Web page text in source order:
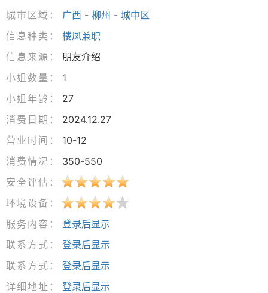
城市区域： 广西 - 柳州 - 城中区
信息种类：
楼凤兼职
信息来源：
朋友介绍
小姐数量：
1
小姐年龄：
27
消费日期：
2024.12.27
营业时间：
10-12
消费情况：
350-550
安全评估：
环境设备：
服务内容：
登录后显示
联系方式：
登录后显示
联系方式：
登录后显示
详细地址：
登录后显示